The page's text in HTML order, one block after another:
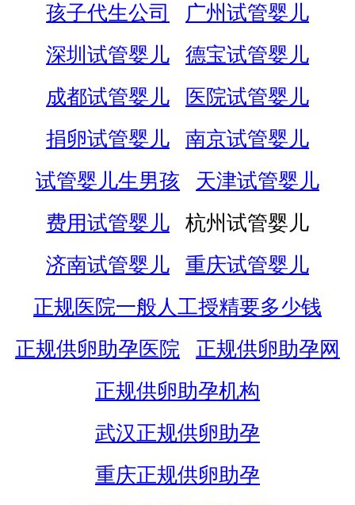
孩子代生公司
广州试管婴儿
深圳试管婴儿
德宝试管婴儿
成都试管婴儿
医院试管婴儿
捐卵试管婴儿
南京试管婴儿
试管婴儿生男孩
天津试管婴儿
费用试管婴儿
杭州试管婴儿
济南试管婴儿
重庆试管婴儿
正规医院一般人工授精要多少钱
正规供卵助孕医院
正规供卵助孕网
正规供卵助孕机构
武汉正规供卵助孕
重庆正规供卵助孕